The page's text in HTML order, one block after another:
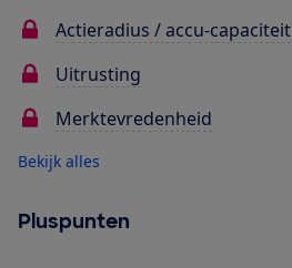
Actieradius / accu-capaciteit
Uitrusting
Merktevredenheid
Bekijk alles
Pluspunten